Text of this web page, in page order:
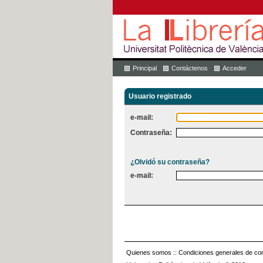
Principal Contáctenos Acceder
Usuario registrado
e-mail:
Contraseña:
¿Olvidó su contraseña?
e-mail:
Quienes somos :: Condiciones generales de